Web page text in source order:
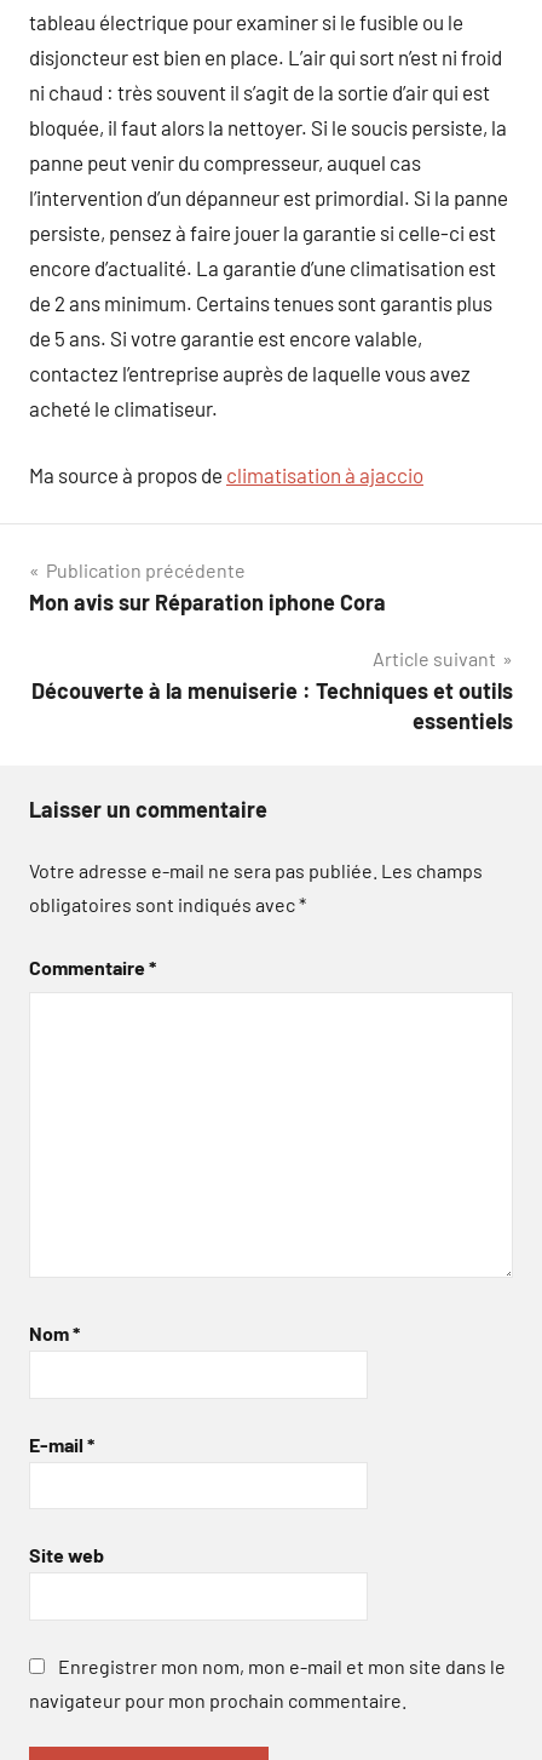
tableau électrique pour examiner si le fusible ou le
disjoncteur est bien en place. L’air qui sort n’est ni froid
ni chaud : très souvent il s’agit de la sortie d’air qui est
bloquée, il faut alors la nettoyer. Si le soucis persiste, la
panne peut venir du compresseur, auquel cas
l’intervention d’un dépanneur est primordial. Si la panne
persiste, pensez à faire jouer la garantie si celle-ci est
encore d’actualité. La garantie d’une climatisation est
de 2 ans minimum. Certains tenues sont garantis plus
de 5 ans. Si votre garantie est encore valable,
contactez l’entreprise auprès de laquelle vous avez
acheté le climatiseur.
Ma source à propos de climatisation à ajaccio
Navigation
de
Publication précédente
Mon avis sur Réparation iphone Cora
Article suivant
Découverte à la menuiserie : Techniques et outils
essentiels
Laisser un commentaire
Votre adresse e-mail ne sera pas publiée. Les champs
obligatoires sont indiqués avec*
Commentaire*
Nom*
E-mail *
Site web
Enregistrer mon nom, mon e-mail et mon site dans le
navigateur pour mon prochain commentaire.